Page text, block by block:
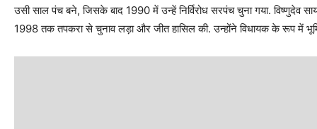
उसी साल पंच बने, जिसके बाद 1990 में उन्हें निर्विरोध सरपंच चुना गया.
1998 तक तपकरा से चुनाव लड़ा और जीत हासिल की. उन्होंने विधायक के रूप में